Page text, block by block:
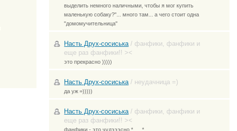
выделить немного наличными, чтобы я мог купить
маленькую собаку?"... много там... а чего стоит одна
"домомучительница"
Насть Друх-сосиська / фанфики, фанфики и
еще раз фанфики!! ><
это прекрасно )))))
Насть Друх-сосиська / неудачница =)
да уж =)))))
Насть Друх-сосиська / фанфики, фанфики и
еще раз фанфики!! ><
фанфики - это чудэээсно *___*